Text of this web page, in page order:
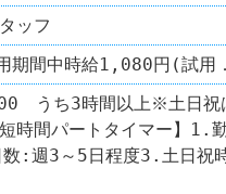
ッフ
間中時給1,080円(試用
うち3時間以上※土日祝
時間パートタイマー】1.
:週3～5日程度3.土日祝